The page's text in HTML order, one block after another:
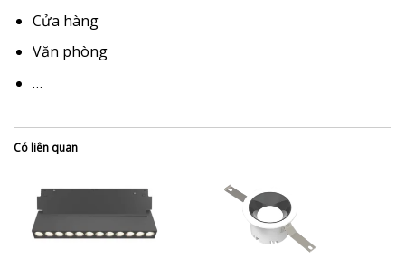
Cửa hàng
Văn phòng
…
Có liên quan